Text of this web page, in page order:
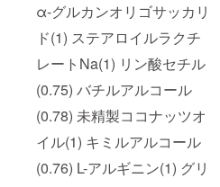
α-グルカンオリゴサッカリ
ド(1) ステアロイルラクチ
レートNa(1) リン酸セチル
(0.75) バチルアルコール
(0.78) 未精製ココナッツオ
イル(1) キミルアルコール
(0.76) L-アルギニン(1) グリ